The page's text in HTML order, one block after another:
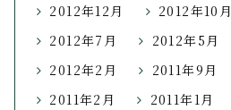
2012年12月
2012年10月
2012年7月
2012年5月
2012年2月
2011年9月
2011年2月
2011年1月